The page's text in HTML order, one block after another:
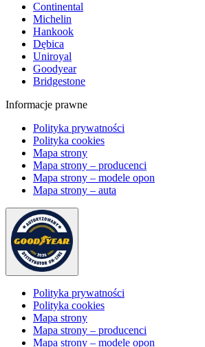
Continental
Michelin
Hankook
Dębica
Uniroyal
Goodyear
Bridgestone
Informacje prawne
Polityka prywatności
Polityka cookies
Mapa strony
Mapa strony – producenci
Mapa strony – modele opon
Mapa strony – auta
Polityka prywatności
Polityka cookies
Mapa strony
Mapa strony – producenci
Mapa strony – modele opon